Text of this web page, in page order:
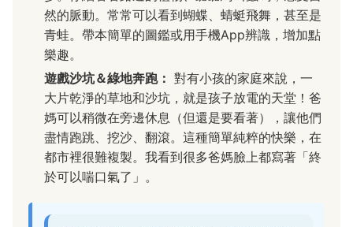
然的脈動。常常可以看到蝴蝶、蜻蜓飛舞，甚至是
青蛙。帶本簡單的圖鑑或用手機App辨識，增加點
樂趣。
遊戲沙坑＆綠地奔跑： 對有小孩的家庭來說，一
大片乾淨的草地和沙坑，就是孩子放電的天堂！爸
媽可以稍微在旁邊休息（但還是要看著），讓他們
盡情跑跳、挖沙、翻滾。這種簡單純粹的快樂，在
都市裡很難複製。我看到很多爸媽臉上都寫著「終
於可以喘口氣了」。